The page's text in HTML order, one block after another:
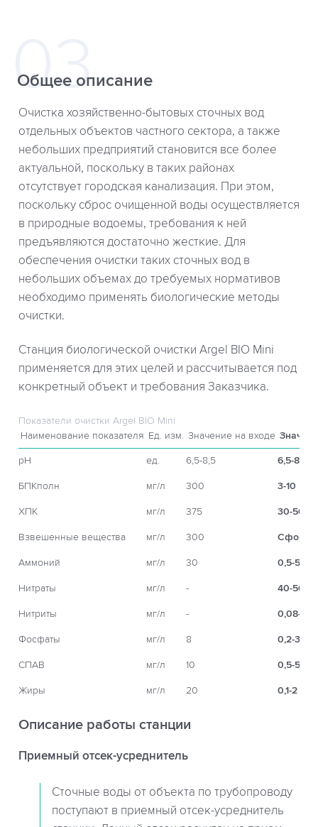
Общее описание
Очистка хозяйственно-бытовых сточных вод
отдельных объектов частного сектора, а также
небольших предприятий становится все более
актуальной, поскольку в таких районах
отсутствует городская канализация. При этом,
поскольку сброс очищенной воды осуществляется
в природные водоемы, требования к ней
предъявляются достаточно жесткие. Для
обеспечения очистки таких сточных вод в
небольших объемах до требуемых нормативов
необходимо применять биологические методы
очистки.
Станция биологической очистки Argel BIO Mini
применяется для этих целей и рассчитывается под
конкретный объект и требования Заказчика.
Показатели очистки Argel BIO Mini
Наименование показателя Ед. изм. Значение на входе
рН ед. 6,5-8,5 6,5-8,5
БПКполн мг/л 300 3-10
ХПК мг/л 375 30-50
Взвешенные вещества мг/л 300 Сфон +
Аммоний мг/л 30 0,5-5
Нитраты мг/л - 40-50
Нитриты мг/л - 0,08-1,5
Фосфаты мг/л 8 0,2-3
СПАВ мг/л 10 0,5-5
Жиры мг/л 20 0,1-2
Описание работы станции
Приемный отсек-усреднитель
Сточные воды от объекта по трубопроводу
поступают в приемный отсек-усреднитель